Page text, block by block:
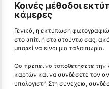
Κοινές μέθοδοι
κάμερες
Γενικά, η εκτύπωση
στο σπίτι ή στο στούντιο σας,
μπορεί να είναι μια ταλαιπωρία.
Θα πρέπει να τοποθετήσετε
καρτών και να συνδέσετε τον
υπολογιστή Στη συνέχεια,